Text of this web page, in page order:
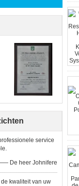
service
De heer Johnifere
kwaliteit van uw